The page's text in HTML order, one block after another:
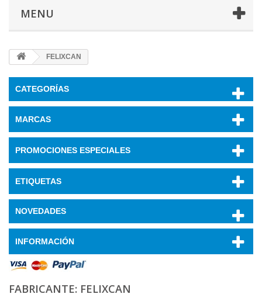
MENU
FELIXCAN
CATEGORÍAS
MARCAS
PROMOCIONES ESPECIALES
ETIQUETAS
NOVEDADES
INFORMACIÓN
FABRICANTE: FELIXCAN